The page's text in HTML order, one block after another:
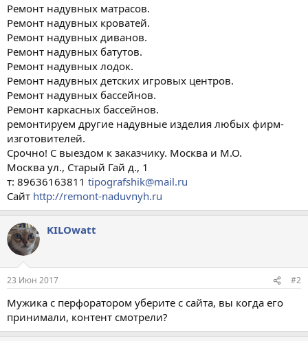
Ремонт надувных матрасов.
Ремонт надувных кроватей.
Ремонт надувных диванов.
Ремонт надувных батутов.
Ремонт надувных лодок.
Ремонт надувных детских игровых центров.
Ремонт надувных бассейнов.
Ремонт каркасных бассейнов.
ремонтируем другие надувные изделия любых фирм-
изготовителей.
Срочно! С выездом к заказчику. Москва и М.О.
Москва ул., Старый Гай д., 1
т: 89636163811 tipografshik@mail.ru
Сайт http://remont-naduvnyh.ru
KILOwatt
23 Июн 2017 #2
Мужика с перфоратором уберите с сайта, вы когда его
принимали, контент смотрели?